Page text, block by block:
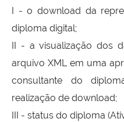
I - o download da
diploma digital;
II - a visualização dos
arquivo XML em uma
consultante do
realização de download;
III - status do diploma